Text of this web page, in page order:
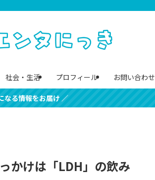
社会・生活 プロフィール お問い合わせ
なる情報をお届け ／
かけは「LDH」の飲み